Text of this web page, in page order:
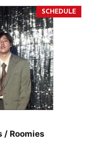
/ Roomies